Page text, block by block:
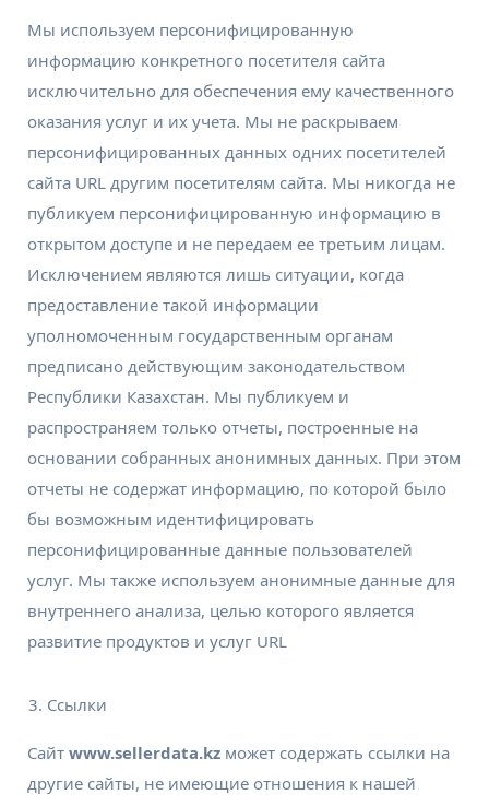
Мы используем персонифицированную
информацию конкретного посетителя сайта
исключительно для обеспечения ему качественного
оказания услуг и их учета. Мы не раскрываем
персонифицированных данных одних посетителей
сайта URL другим посетителям сайта. Мы никогда не
публикуем персонифицированную информацию в
открытом доступе и не передаем ее третьим лицам.
Исключением являются лишь ситуации, когда
предоставление такой информации
уполномоченным государственным органам
предписано действующим законодательством
Республики Казахстан. Мы публикуем и
распространяем только отчеты, построенные на
основании собранных анонимных данных. При этом
отчеты не содержат информацию, по которой было
бы возможным идентифицировать
персонифицированные данные пользователей
услуг. Мы также используем анонимные данные для
внутреннего анализа, целью которого является
развитие продуктов и услуг URL
Ссылки
Сайт www.sellerdata.kz может содержать ссылки на
другие сайты, не имеющие отношения к нашей